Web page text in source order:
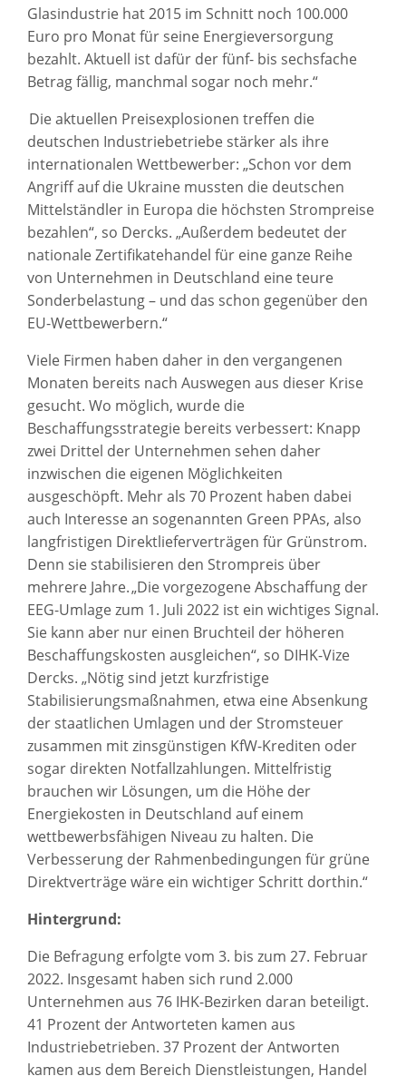
Glasindustrie hat 2015 im Schnitt noch 100.000
Euro pro Monat für seine Energieversorgung
bezahlt. Aktuell ist dafür der fünf- bis sechsfache
Betrag fällig, manchmal sogar noch mehr.“
Die aktuellen Preisexplosionen treffen die
deutschen Industriebetriebe stärker als ihre
internationalen Wettbewerber: „Schon vor dem
Angriff auf die Ukraine mussten die deutschen
Mittelständler in Europa die höchsten Strompreise
bezahlen“, so Dercks. „Außerdem bedeutet der
nationale Zertifikatehandel für eine ganze Reihe
von Unternehmen in Deutschland eine teure
Sonderbelastung – und das schon gegenüber den
EU-Wettbewerbern.“
Viele Firmen haben daher in den vergangenen
Monaten bereits nach Auswegen aus dieser Krise
gesucht. Wo möglich, wurde die
Beschaffungsstrategie bereits verbessert: Knapp
zwei Drittel der Unternehmen sehen daher
inzwischen die eigenen Möglichkeiten
ausgeschöpft. Mehr als 70 Prozent haben dabei
auch Interesse an sogenannten Green PPAs, also
langfristigen Direktlieferverträgen für Grünstrom.
Denn sie stabilisieren den Strompreis über
mehrere Jahre. „Die vorgezogene Abschaffung der
EEG-Umlage zum 1. Juli 2022 ist ein wichtiges Signal.
Sie kann aber nur einen Bruchteil der höheren
Beschaffungskosten ausgleichen“, so DIHK-Vize
Dercks. „Nötig sind jetzt kurzfristige
Stabilisierungsmaßnahmen, etwa eine Absenkung
der staatlichen Umlagen und der Stromsteuer
zusammen mit zinsgünstigen KfW-Krediten oder
sogar direkten Notfallzahlungen. Mittelfristig
brauchen wir Lösungen, um die Höhe der
Energiekosten in Deutschland auf einem
wettbewerbsfähigen Niveau zu halten. Die
Verbesserung der Rahmenbedingungen für grüne
Direktverträge wäre ein wichtiger Schritt dorthin.“
Hintergrund:
Die Befragung erfolgte vom 3. bis zum 27. Februar
2022. Insgesamt haben sich rund 2.000
Unternehmen aus 76 IHK-Bezirken daran beteiligt.
41 Prozent der Antworteten kamen aus
Industriebetrieben. 37 Prozent der Antworten
kamen aus dem Bereich Dienstleistungen, Handel